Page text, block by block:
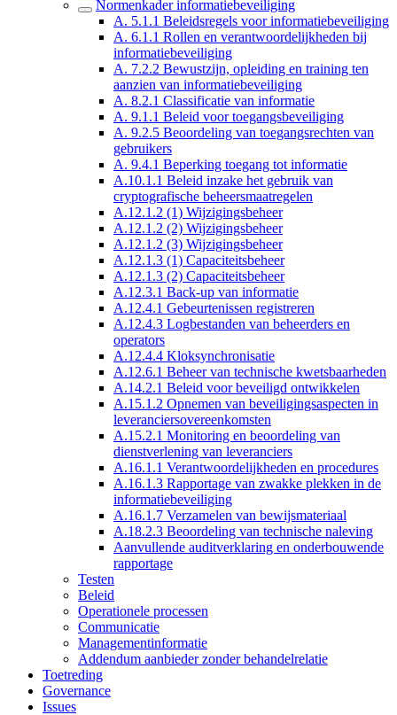
Normenkader informatiebeveiliging
A. 5.1.1 Beleidsregels voor informatiebeveiliging
A. 6.1.1 Rollen en verantwoordelijkheden bij
informatiebeveiliging
A. 7.2.2 Bewustzijn, opleiding en training ten
aanzien van informatiebeveiliging
A. 8.2.1 Classificatie van informatie
A. 9.1.1 Beleid voor toegangsbeveiliging
A. 9.2.5 Beoordeling van toegangsrechten van
gebruikers
A. 9.4.1 Beperking toegang tot informatie
A.10.1.1 Beleid inzake het gebruik van
cryptografische beheersmaatregelen
A.12.1.2 (1) Wijzigingsbeheer
A.12.1.2 (2) Wijzigingsbeheer
A.12.1.2 (3) Wijzigingsbeheer
A.12.1.3 (1) Capaciteitsbeheer
A.12.1.3 (2) Capaciteitsbeheer
A.12.3.1 Back-up van informatie
A.12.4.1 Gebeurtenissen registreren
A.12.4.3 Logbestanden van beheerders en
operators
A.12.4.4 Kloksynchronisatie
A.12.6.1 Beheer van technische kwetsbaarheden
A.14.2.1 Beleid voor beveiligd ontwikkelen
A.15.1.2 Opnemen van beveiligingsaspecten in
leveranciersovereenkomsten
A.15.2.1 Monitoring en beoordeling van
dienstverlening van leveranciers
A.16.1.1 Verantwoordelijkheden en procedures
A.16.1.3 Rapportage van zwakke plekken in de
informatiebeveiliging
A.16.1.7 Verzamelen van bewijsmateriaal
A.18.2.3 Beoordeling van technische naleving
Aanvullende auditverklaring en onderbouwende
rapportage
Testen
Beleid
Operationele processen
Communicatie
Managementinformatie
Addendum aanbieder zonder behandelrelatie
Toetreding
Governance
Issues